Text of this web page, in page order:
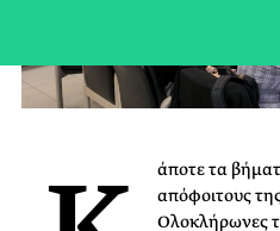
άποτε τα
απόφοιτους
Ολοκλήρωνες